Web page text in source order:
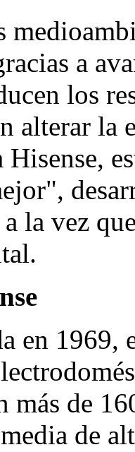
a
los
alterar la
Hisense,
la vez
en 1969,
más de
de